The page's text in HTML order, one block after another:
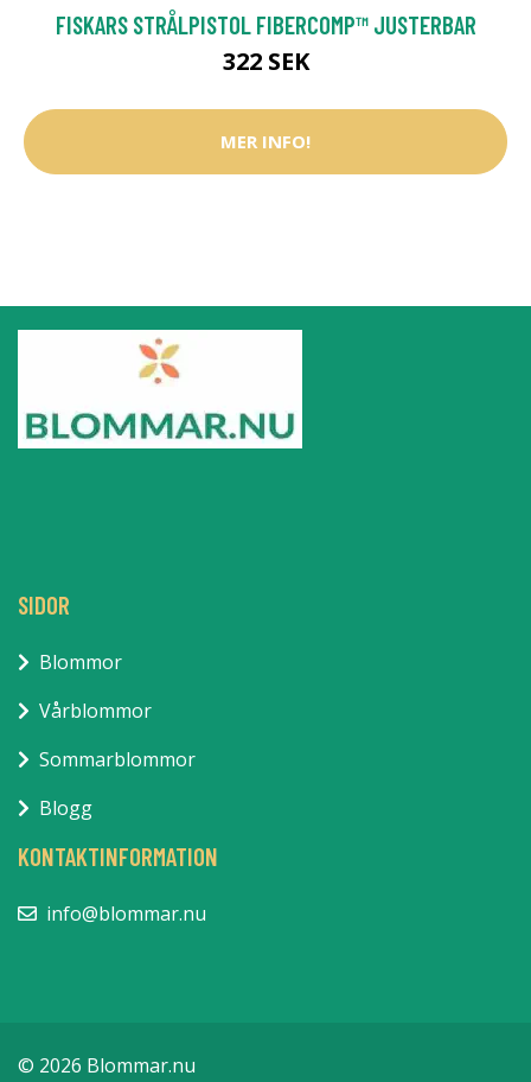
FISKARS STRÅLPISTOL FIBERCOMP™ JUSTERBAR
322 SEK
MER INFO!
SIDOR
Blommor
Vårblommor
Sommarblommor
Blogg
KONTAKTINFORMATION
info@blommar.nu
© 2026 Blommar.nu